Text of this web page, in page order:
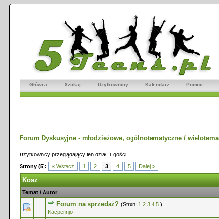
Główna Szukaj Użytkownicy Kalendarz Pomoc
Forum Dyskusyjne - młodzieżowe, ogólnotematyczne /
Użytkownicy przeglądający ten dział: 1 gości
Strony (5):
« Wstecz 1 2 3 4 5 Dalej »
Kosz
Temat / Autor
Forum na sprzedaż? (Stron: 1 2 3 4 5 )
Kacperinjo
0 głosów - średnia ocena: 0 na 5 gwiazdek
12345